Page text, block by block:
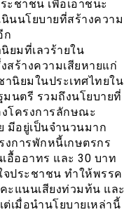
ชาชน เพื่อเอาชนะ
นินนโยบายที่สร้างความ
ก
ยมที่เลวร้ายใน
สร้างความเสียหายแก่
านิยมในประเทศไทยใน
นตรี รวมถึงนโยบายที่
งโครงการลักษณะ
มีอยู่เป็นจำนวนมาก
การพักหนี้เกษตรกร
อื้ออาทร และ 30 บาท
ประชาชน ทำให้พรรค
ะแนนเสียงท่วมท้น และ
เมื่อนำนโยบายเหล่านี้